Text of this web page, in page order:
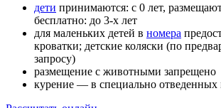
дети принимаются: с 0 лет,
бесплатно: до 3-х лет
для маленьких детей в номера
кроватки; детские коляски (по
запросу)
размещение с животными запрещено
курение — в специально отведенных